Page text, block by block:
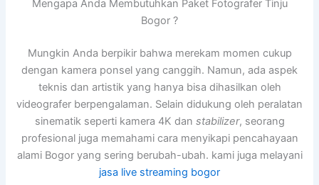
Mengapa Anda Membutuhkan Paket Fotografer Tinju
Bogor ?
Mungkin Anda berpikir bahwa merekam momen cukup
dengan kamera ponsel yang canggih. Namun, ada aspek
teknis dan artistik yang hanya bisa dihasilkan oleh
videografer berpengalaman. Selain didukung oleh peralatan
sinematik seperti kamera 4K dan stabilizer, seorang
profesional juga memahami cara menyikapi pencahayaan
alami Bogor yang sering berubah-ubah. kami juga melayani
jasa live streaming bogor